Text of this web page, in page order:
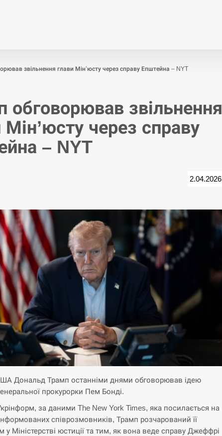
звільнення глави Мін’юсту через справу Епштейна – NYT
обговорював звільнення
Мін’юсту через справу
– NYT
2.04.2026
Дональд Трамп останніми днями обговорював ідею
прокурорки Пем Бонді.
за даними The New York Times, яка посилається на
співрозмовників, Трамп розчарований її
у Міністерстві юстиції та тим, як вона веде справу Джеффрі